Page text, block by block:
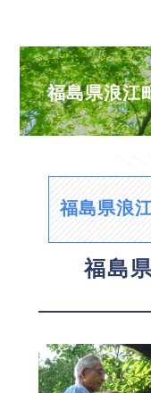
福島県浪江
福島県浪
福島